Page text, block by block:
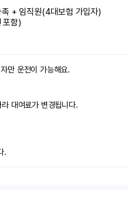
+ 임직원(4대보험 가입자)
포함)
만 운전이 가능해요.
대여료가 변경됩니다.
.